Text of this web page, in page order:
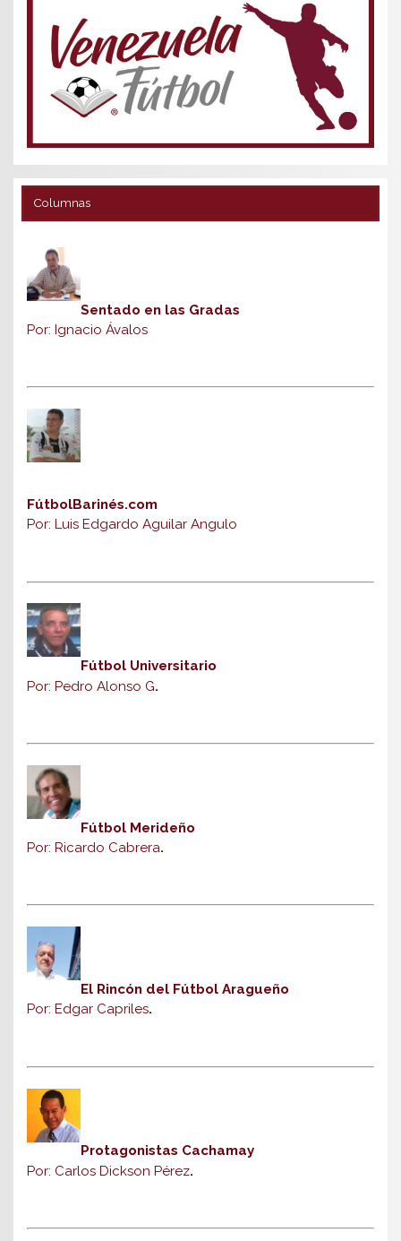
Columnas
Sentado en las Gradas
Por: Ignacio Ávalos
FútbolBarinés.com
Por: Luis Edgardo Aguilar Angulo
Fútbol Universitario
Por: Pedro Alonso G.
Fútbol Merideño
Por: Ricardo Cabrera.
El Rincón del Fútbol Aragueño
Por: Edgar Capriles.
Protagonistas Cachamay
Por: Carlos Dickson Pérez.